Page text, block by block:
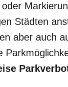
Städten
aber auch